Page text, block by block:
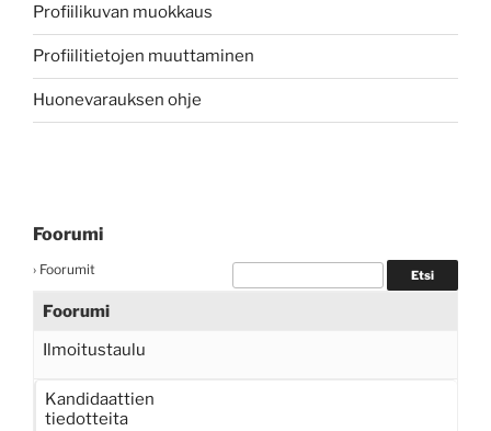
Profiilikuvan muokkaus
Profiilitietojen muuttaminen
Huonevarauksen ohje
Foorumi
› Foorumit
Foorumi
Ilmoitustaulu
Kandidaattien
tiedotteita